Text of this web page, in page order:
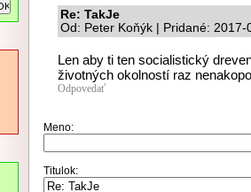
Re: TakJe
Od: Peter Koňýk | Pridané:
Len aby ti ten socialistický
životných okolností raz
Odpovedať
Meno:
Titulok: